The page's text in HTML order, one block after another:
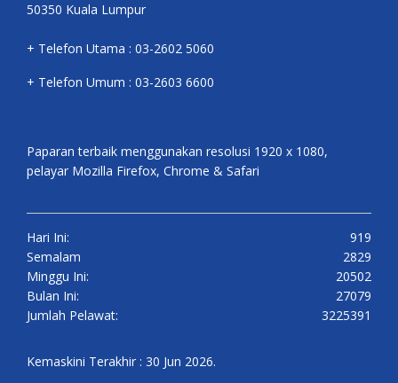
50350 Kuala Lumpur
+ Telefon Utama : 03-2602 5060
+ Telefon Umum : 03-2603 6600
Paparan terbaik menggunakan resolusi 1920 x 1080,
pelayar Mozilla Firefox, Chrome & Safari
Hari Ini:
919
Semalam
2829
Minggu Ini:
20502
Bulan Ini:
27079
Jumlah Pelawat:
3225391
Kemaskini Terakhir : 30 Jun 2026.